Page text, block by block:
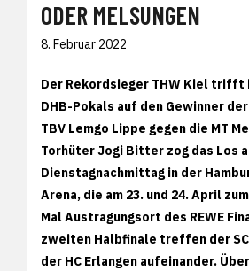
ODER MELSUNGEN
8. Februar 2022
Der Rekordsieger THW Kiel trifft
DHB-Pokals auf den Gewinner
TBV Lemgo Lippe gegen die MT
Torhüter Jogi Bitter zog das Los
Dienstagnachmittag in der
Arena, die am 23. und 24. April
Mal Austragungsort des REWE
zweiten Halbfinale treffen der SC
der HC Erlangen aufeinander.